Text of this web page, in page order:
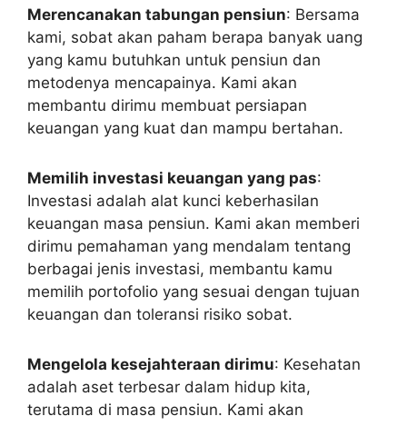
Merencanakan tabungan pensiun: Bersama
kami, sobat akan paham berapa banyak uang
yang kamu butuhkan untuk pensiun dan
metodenya mencapainya. Kami akan
membantu dirimu membuat persiapan
keuangan yang kuat dan mampu bertahan.
Memilih investasi keuangan yang pas:
Investasi adalah alat kunci keberhasilan
keuangan masa pensiun. Kami akan memberi
dirimu pemahaman yang mendalam tentang
berbagai jenis investasi, membantu kamu
memilih portofolio yang sesuai dengan tujuan
keuangan dan toleransi risiko sobat.
Mengelola kesejahteraan dirimu: Kesehatan
adalah aset terbesar dalam hidup kita,
terutama di masa pensiun. Kami akan